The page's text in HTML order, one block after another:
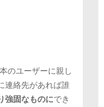
のユーザーに親し
連絡先があれば誰
強固なものにでき